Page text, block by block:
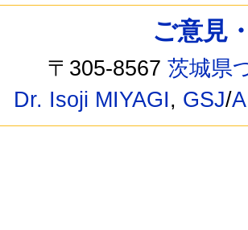
ご意見
〒305-8567茨城県
Dr. Isoji MIYAGI, GSJ/